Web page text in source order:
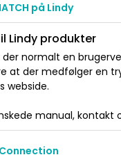
på Lindy
Lindy produkter
normalt en
at der medfølger en
webside.
manual,